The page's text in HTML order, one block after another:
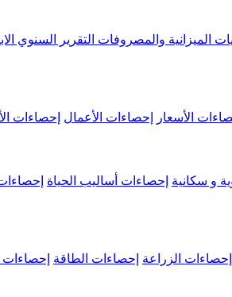
الميزانية والمصروفات التقرير السنوي
الأسعار إحصاءات الأعمال إحصاءات
و سكانية إحصاءات أساليب الحياة
إحصاءات الزراعة إحصاءات الطاقة إحصاءات